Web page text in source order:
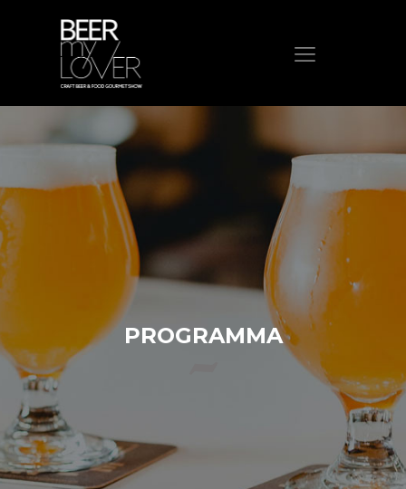
HOME
CHI SIAMO
PROGRAMMA
VISITA
ESPONI
PROTAGONISTI
ELENCO ESPOSITORI
NEWS
CONTATTIPROGRAMMA